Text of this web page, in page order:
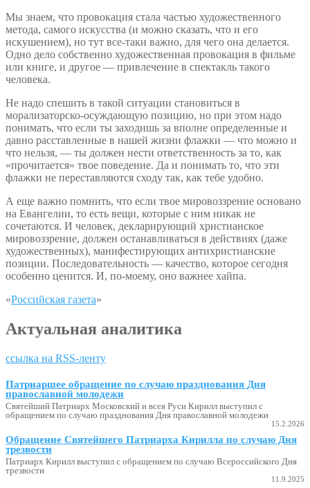
Мы знаем, что провокация стала частью художественного
метода, самого искусства (и можно сказать, что и его
искушением), но тут все-таки важно, для чего она делается.
Одно дело собственно художественная провокация в фильме
или книге, и другое — привлечение в спектакль такого
человека.
Не надо спешить в такой ситуации становиться в
морализаторско-осуждающую позицию, но при этом надо
понимать, что если ты заходишь за вполне определенные и
давно расставленные в нашей жизни флажки — что можно и
что нельзя, — ты должен нести ответственность за то, как
«прочитается» твое поведение. Да и понимать то, что эти
флажки не переставляются сходу так, как тебе удобно.
А еще важно помнить, что если твое мировоззрение основано
на Евангелии, то есть вещи, которые с ним никак не
сочетаются. И человек, декларирующий христианское
мировоззрение, должен останавливаться в действиях (даже
художественных), манифестирующих антихристианские
позиции. Последовательность — качество, которое сегодня
особенно ценится. И, по-моему, оно важнее хайпа.
«Российская газета»
Актуальная аналитика
ссылка на RSS-ленту
Патриаршее обращение по случаю празднования Дня
православной молодежи
Святейший Патриарх Московский и всея Руси Кирилл выступил с
обращением по случаю празднования Дня православной молодежи
15.2.2026
Обращение Святейшего Патриарха Кирилла по случаю Дня
трезвости
Патриарх Кирилл выступил с обращением по случаю Всероссийского Дня
трезвости
11.9.2025